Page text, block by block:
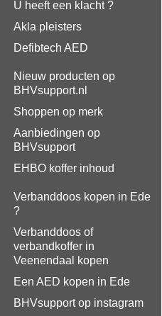
U heeft een klacht ?
Akla pleisters
Defibtech AED
Nieuw producten op
BHVsupport.nl
Shoppen op merk
Aanbiedingen op
BHVsupport
EHBO koffer inhoud
Verbanddoos kopen in Ede
?
Verbanddoos of
verbandkoffer in
Veenendaal kopen
Een AED kopen in Ede
BHVsupport op instagram